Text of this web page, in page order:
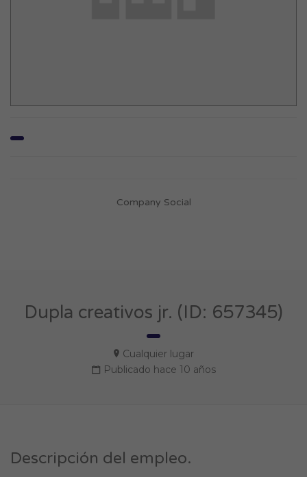
Company Social
Dupla creativos jr. (ID: 657345)
Cualquier lugar
Publicado hace 10 años
Descripción del empleo.